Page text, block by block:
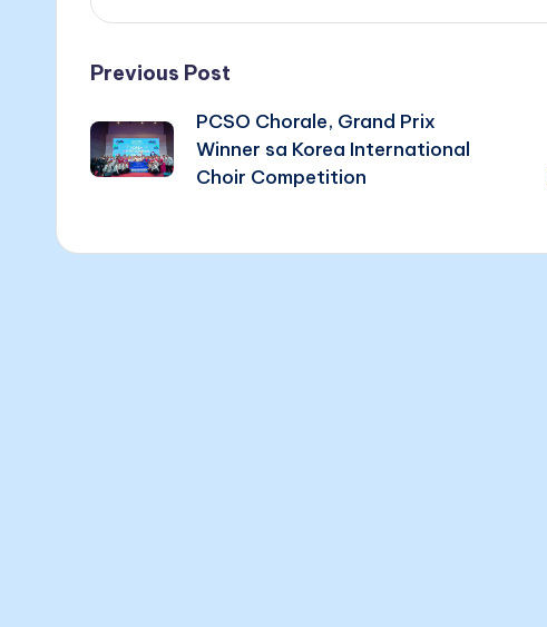
Previous Post
PCSO Chorale, Grand Prix
Winner sa Korea International
Choir Competition